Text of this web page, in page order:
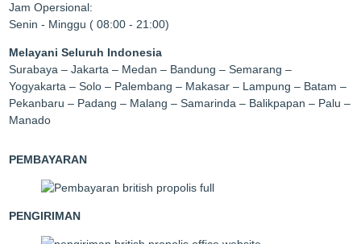
Jam Opersional:
Senin - Minggu ( 08:00 - 21:00)
Melayani Seluruh Indonesia
Surabaya – Jakarta – Medan – Bandung – Semarang –
Yogyakarta – Solo – Palembang – Makasar – Lampung – Batam –
Pekanbaru – Padang – Malang – Samarinda – Balikpapan – Palu –
Manado
PEMBAYARAN
PENGIRIMAN